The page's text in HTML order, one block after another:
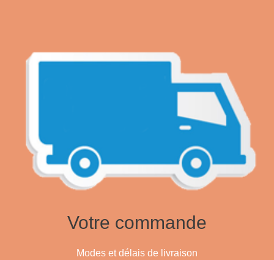
Votre commande
Modes et délais de livraison